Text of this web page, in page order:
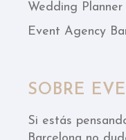
Wedding Planner
Event Agency
SOBRE
Si estás